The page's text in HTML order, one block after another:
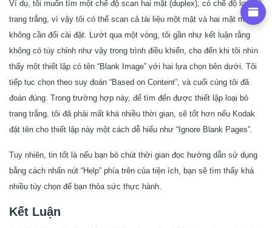
Ví dụ, tôi muốn tìm một chế độ scan hai mặt (duplex), có chế độ loại bỏ
trang trắng, vì vậy tôi có thể scan cả tài liệu một mặt và hai mặt mà
không cần đổi cài đặt. Lướt qua một vòng, tôi gần như kết luận rằng
không có tùy chỉnh như vậy trong trình điều khiển, cho đến khi tôi nhìn
thấy một thiết lập có tên “Blank Image” với hai lựa chọn bên dưới. Tôi
tiếp tục chọn theo suy đoán “Based on Content”, và cuối cùng tôi đã
đoán đúng. Trong trường hợp này, để tìm đến được thiết lập loại bỏ
trang trắng, tôi đã phải mất khá nhiều thời gian, sẽ tốt hơn nếu Kodak
đặt tên cho thiết lập này một cách dễ hiểu như “Ignore Blank Pages”.
Tuy nhiên, tin tốt là nếu bạn bỏ chút thời gian đọc hướng dẫn sử dụng
bằng cách nhấn nút “Help” phía trên của tiện ích, bạn sẽ tìm thấy khá
nhiều tùy chọn để bạn thỏa sức thực hành.
Kết Luận